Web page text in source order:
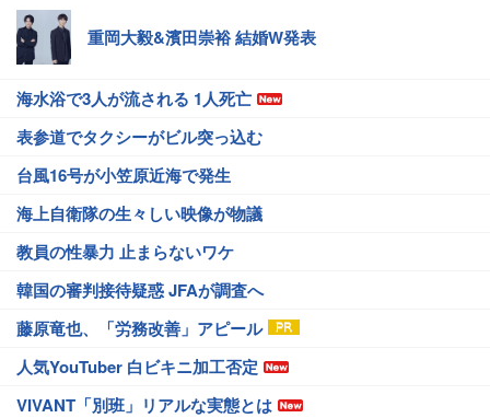
重岡大毅&濱田崇裕 結婚W発表
海水浴で3人が流される 1人死亡
表参道でタクシーがビル突っ込む
台風16号が小笠原近海で発生
海上自衛隊の生々しい映像が物議
教員の性暴力 止まらないワケ
韓国の審判接待疑惑 JFAが調査へ
藤原竜也、「労務改善」アピール
人気YouTuber 白ビキニ加工否定
VIVANT「別班」リアルな実態とは